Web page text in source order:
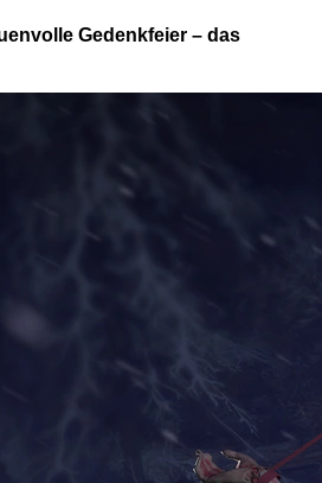
Gedenkfeier – das